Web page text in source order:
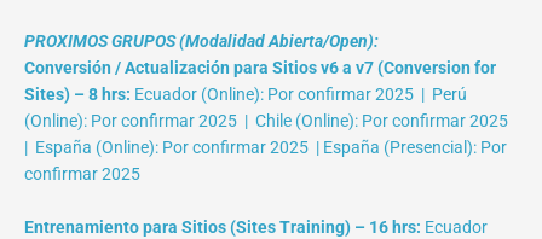
PROXIMOS GRUPOS (Modalidad Abierta/Open):
Conversión / Actualización para Sitios v6 a v7 (Conversion for
Sites) – 8 hrs: Ecuador (Online): Por confirmar 2025 | Perú
(Online): Por confirmar 2025 | Chile (Online): Por confirmar 2025
| España (Online): Por confirmar 2025 | España (Presencial): Por
confirmar 2025
Entrenamiento para Sitios (Sites Training) – 16 hrs: Ecuador